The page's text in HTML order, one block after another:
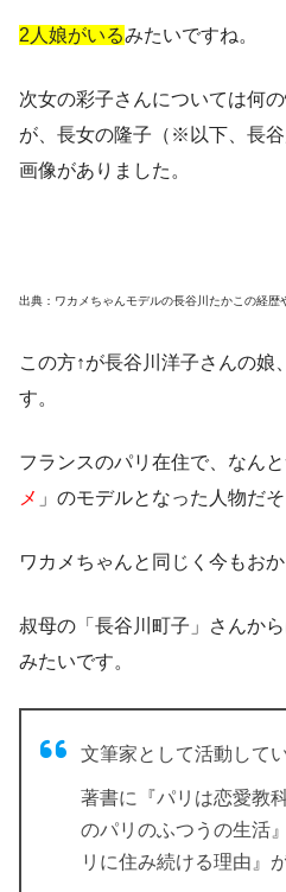
2人娘がいるみたいですね。
次女の彩子さんについては何
が、長女の隆子（※以下、長
画像がありました。
出典：ワカメちゃんモデルの長谷川たかこの経歴
この方↑が長谷川洋子さんの娘
す。
フランスのパリ在住で、なん
メ 」のモデルとなった人物だそ
ワカメちゃんと同じく今もお
叔母の「 長谷川町子 」さんか
みたいです。
文筆家として活動してい
著書に『パリは恋愛教
のパリのふつうの生活
リに住み続ける理由』